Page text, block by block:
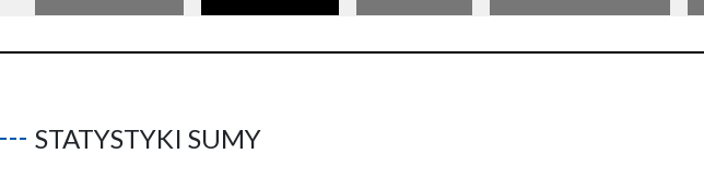
STATYSTYKI SUMY